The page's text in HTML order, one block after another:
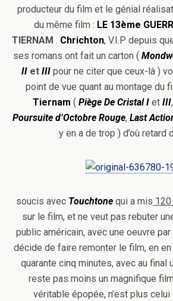
producteur du film et le génial
du même film : LE 13ème
TIERNAM . Chrichton, V.I.P depuis
ses romans ont fait un carton (
II et III pour ne citer que ceux-là )
point de vue quant au montage du
Tiernam ( Piège De Cristal I et III,
Poursuite d’Octobre Rouge, Last
y en a de trop ) d’où retard
soucis avec Touchtone qui a mis
sur le film, et ne veut pas rebuter
public américain, avec une oeuvre
décide de faire remonter le film, en
quarante cinq minutes, avec au final
reste pas moins un magnifique
véritable épopée, n’est plus